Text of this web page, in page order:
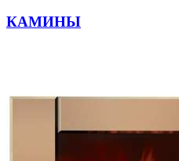
КАМИНЫ